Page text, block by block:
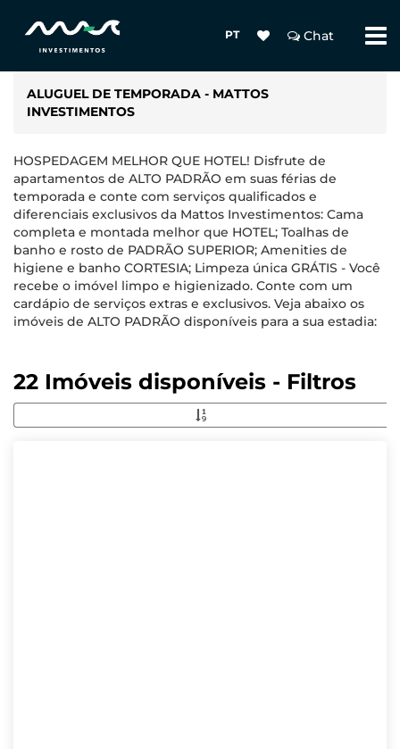
PT Chat
ALUGUEL DE TEMPORADA - MATTOS
INVESTIMENTOS
HOSPEDAGEM MELHOR QUE HOTEL! Disfrute de
apartamentos de ALTO PADRÃO em suas férias de
temporada e conte com serviços qualificados e
diferenciais exclusivos da Mattos Investimentos: Cama
completa e montada melhor que HOTEL; Toalhas de
banho e rosto de PADRÃO SUPERIOR; Amenities de
higiene e banho CORTESIA; Limpeza única GRÁTIS - Você
recebe o imóvel limpo e higienizado. Conte com um
cardápio de serviços extras e exclusivos. Veja abaixo os
imóveis de ALTO PADRÃO disponíveis para a sua estadia:
22 Imóveis disponíveis - Filtros